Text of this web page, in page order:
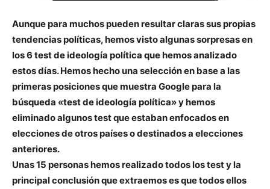
Aunque para muchos pueden resultar claras sus propias
tendencias políticas, hemos visto algunas sorpresas en
los 6 test de ideología política que hemos analizado
estos días. Hemos hecho una selección en base a las
primeras posiciones que muestra Google para la
búsqueda «test de ideología política» y hemos
eliminado algunos test que estaban enfocados en
elecciones de otros países o destinados a elecciones
anteriores.
Unas 15 personas hemos realizado todos los test y la
principal conclusión que extraemos es que todos ellos